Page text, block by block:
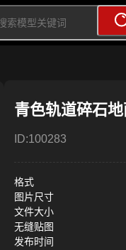
青色轨道碎石
ID:100283
格式
图片尺寸
文件大小
无缝贴图
发布时间